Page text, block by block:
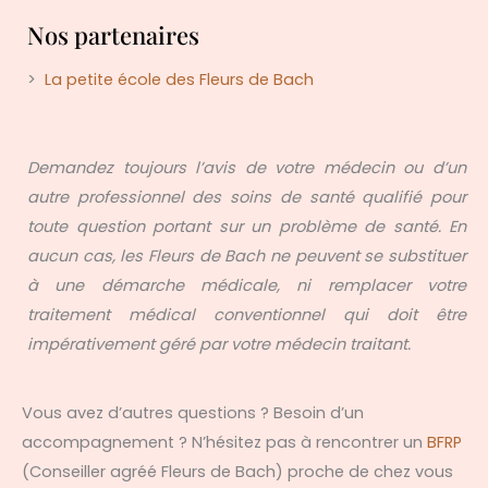
Nos partenaires
> La petite école des Fleurs de Bach
Demandez toujours l’avis de votre médecin ou d’un
autre professionnel des soins de santé qualifié pour
toute question portant sur un problème de santé. En
aucun cas, les Fleurs de Bach ne peuvent se substituer
à une démarche médicale, ni remplacer votre
traitement médical conventionnel qui doit être
impérativement géré par votre médecin traitant.
Vous avez d’autres questions ? Besoin d’un
accompagnement ? N’hésitez pas à rencontrer un BFRP
(Conseiller agréé Fleurs de Bach) proche de chez vous